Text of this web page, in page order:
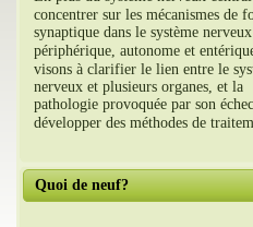
concentrer sur les mécanismes de
synaptique dans le système nerveux
périphérique, autonome et
visons à clarifier le lien entre le
nerveux et plusieurs organes, et la
pathologie provoquée par son
développer des méthodes de
Quoi de neuf?